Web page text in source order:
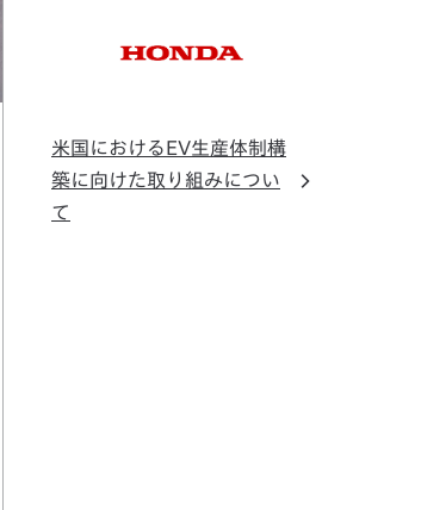
米国におけるEV生産体制構
築に向けた取り組みについ
て